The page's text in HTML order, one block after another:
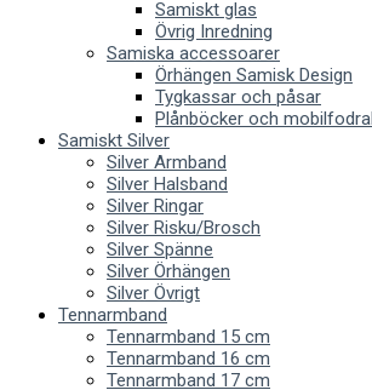
Samiskt glas
Övrig Inredning
Samiska accessoarer
Örhängen Samisk Design
Tygkassar och påsar
Plånböcker och mobilfodral
Samiskt Silver
Silver Armband
Silver Halsband
Silver Ringar
Silver Risku/Brosch
Silver Spänne
Silver Örhängen
Silver Övrigt
Tennarmband
Tennarmband 15 cm
Tennarmband 16 cm
Tennarmband 17 cm